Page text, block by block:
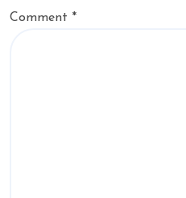
Comment *